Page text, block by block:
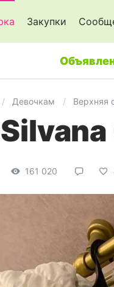
Закупки
Девочкам Верхняя
161 020